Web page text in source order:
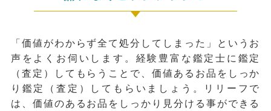
「価値がわからず全て処分してしまった」というお
声をよくお伺いします。経験豊富な鑑定⼠に鑑定
（査定）してもらうことで、価値あるお品をしっか
り鑑定（査定）してもらいましょう。リリーフで
は、価値のあるお品をしっかり⾒分ける事ができる